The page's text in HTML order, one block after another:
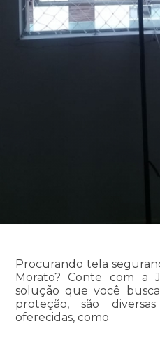
Procurando tela
Morato? Conte com a
solução que você
proteção, são
oferecidas, como